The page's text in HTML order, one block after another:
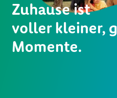
Zuhause ist
voller kleiner,
Momente.